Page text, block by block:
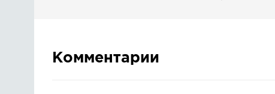
Комментарии